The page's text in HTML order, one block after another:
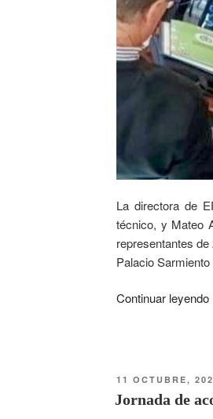
La directora de
técnico, y Mateo
representantes
Palacio
Continuar leyendo
11 OCTUBRE,
Jornada de